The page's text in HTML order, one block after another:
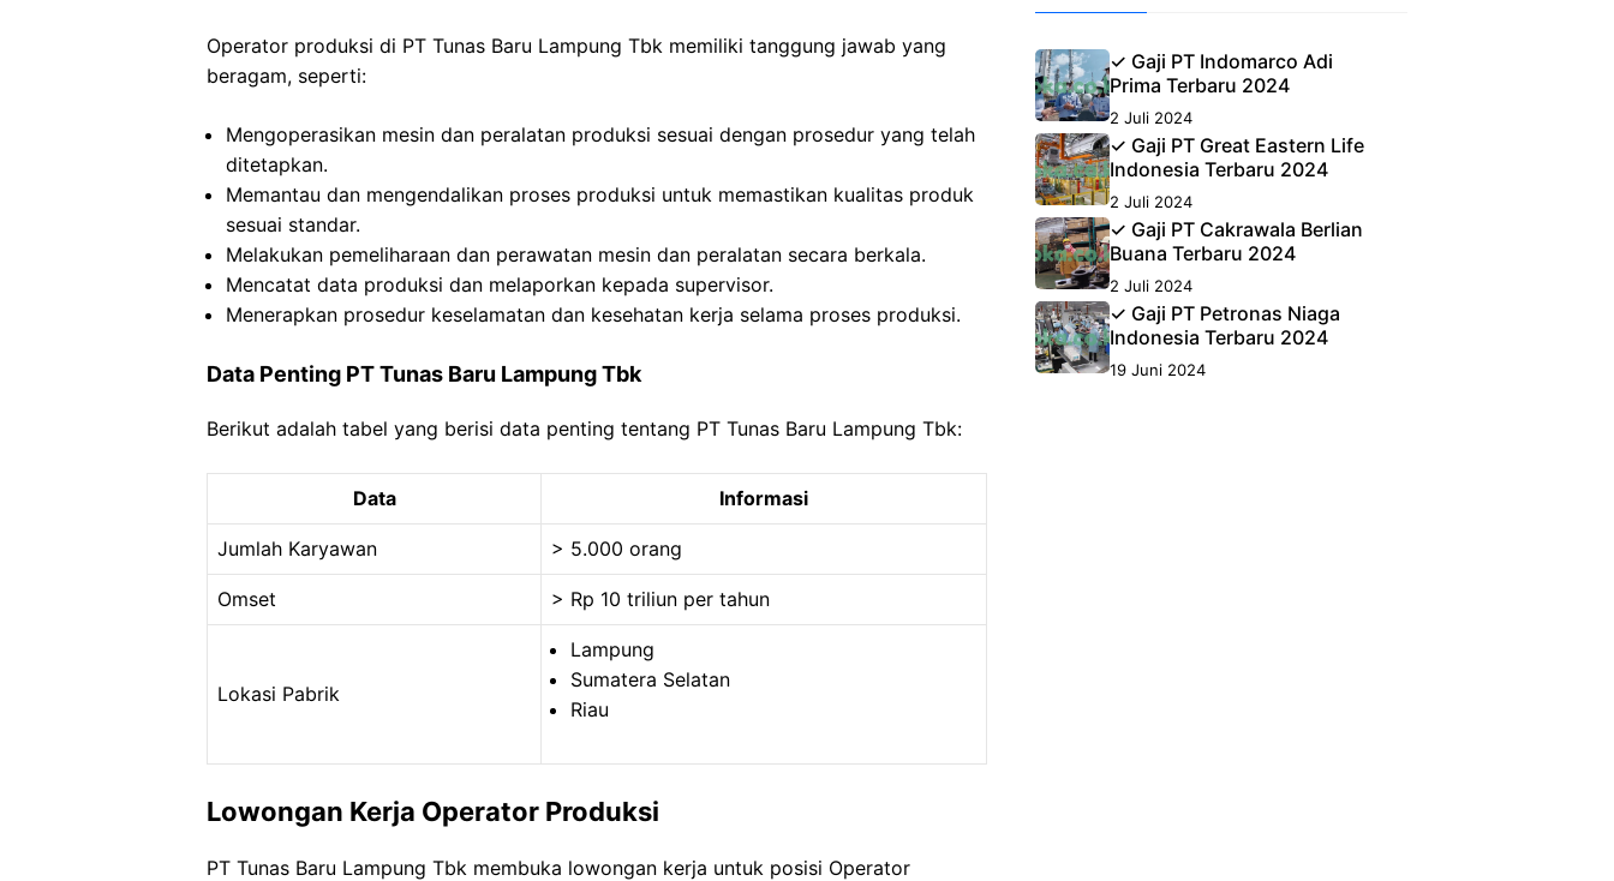
Operator produksi di PT Tunas Baru Lampung Tbk memiliki tanggung jawab yang
beragam, seperti:
Mengoperasikan mesin dan peralatan produksi sesuai dengan prosedur yang telah
ditetapkan.
Memantau dan mengendalikan proses produksi untuk memastikan kualitas produk
sesuai standar.
Melakukan pemeliharaan dan perawatan mesin dan peralatan secara berkala.
Mencatat data produksi dan melaporkan kepada supervisor.
Menerapkan prosedur keselamatan dan kesehatan kerja selama proses produksi.
Data Penting PT Tunas Baru Lampung Tbk
Berikut adalah tabel yang berisi data penting tentang PT Tunas Baru Lampung Tbk:
Data Informasi
Jumlah Karyawan > 5.000 orang
Omset > Rp 10 triliun per tahun
Lokasi Pabrik
Lampung
Sumatera Selatan
Riau
Lowongan Kerja Operator Produksi
PT Tunas Baru Lampung Tbk membuka lowongan kerja untuk posisi Operator
✓ Gaji PT Indomarco Adi
Prima Terbaru 2024
2 Juli 2024
✓ Gaji PT Great Eastern Life
Indonesia Terbaru 2024
2 Juli 2024
✓ Gaji PT Cakrawala Berlian
Buana Terbaru 2024
2 Juli 2024
✓ Gaji PT Petronas Niaga
Indonesia Terbaru 2024
19 Juni 2024